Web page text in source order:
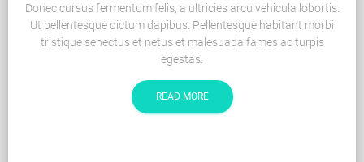
Donec cursus fermentum felis, a ultricies arcu vehicula lobortis.
Ut pellentesque dictum dapibus. Pellentesque habitant morbi
tristique senectus et netus et malesuada fames ac turpis
egestas.
READ MORE